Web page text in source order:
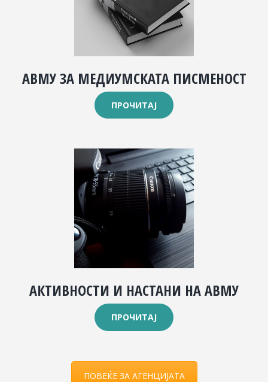
АВМУ ЗА МЕДИУМСКАТА ПИСМЕНОСТ
ПРОЧИТАЈ
АКТИВНОСТИ И НАСТАНИ НА АВМУ
ПРОЧИТАЈ
ПОВЕЌЕ ЗА АГЕНЦИЈАТА